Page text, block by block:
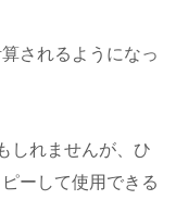
されるようになっ
しれませんが、ひ
ーして使用できる